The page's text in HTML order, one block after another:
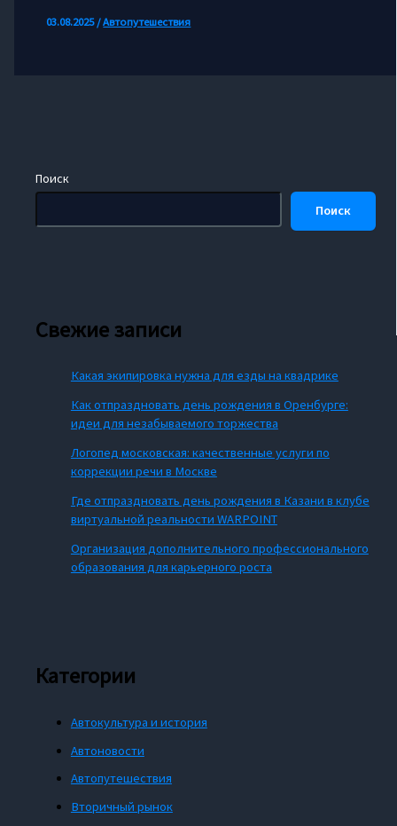
Поиск
Поиск
Свежие записи
Какая экипировка нужна для езды на квадрике
Как отпраздновать день рождения в Оренбурге:
идеи для незабываемого торжества
Логопед московская: качественные услуги по
коррекции речи в Москве
Где отпраздновать день рождения в Казани в клубе
виртуальной реальности WARPOINT
Организация дополнительного профессионального
образования для карьерного роста
Категории
Автокультура и история
Автоновости
Автопутешествия
Вторичный рынок
03.08.2025/Автопутешествия